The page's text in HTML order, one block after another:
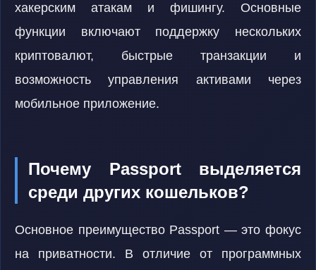
хакерским атакам и фишингу. Основные
функции включают поддержку нескольких
криптовалют, быстрые транзакции и
возможность управления активами через
мобильное приложение.
Почему Passport выделяется
среди других кошельков?
Основное преимущество Passport — это фокус
на приватности. В отличие от программных